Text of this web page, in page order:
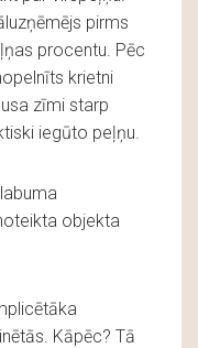
pirms
procentu. Pēc
krietni
zīmi starp
iegūto peļņu.
objekta
Kāpēc? Tā